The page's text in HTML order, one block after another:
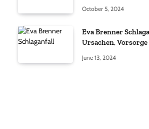
Gerüchten
October 5, 2024
Eva Brenner
Ursachen,
June 13, 2024